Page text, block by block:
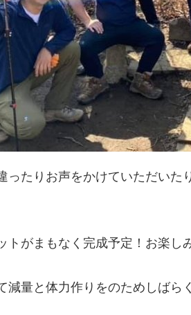
ったりお声をかけていただい
トがまもなく完成予定！お楽し
減量と体力作りをのためしば